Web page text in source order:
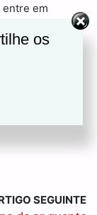
em
industrial e
de
219
fixa nacional)
SEGUINTE
os